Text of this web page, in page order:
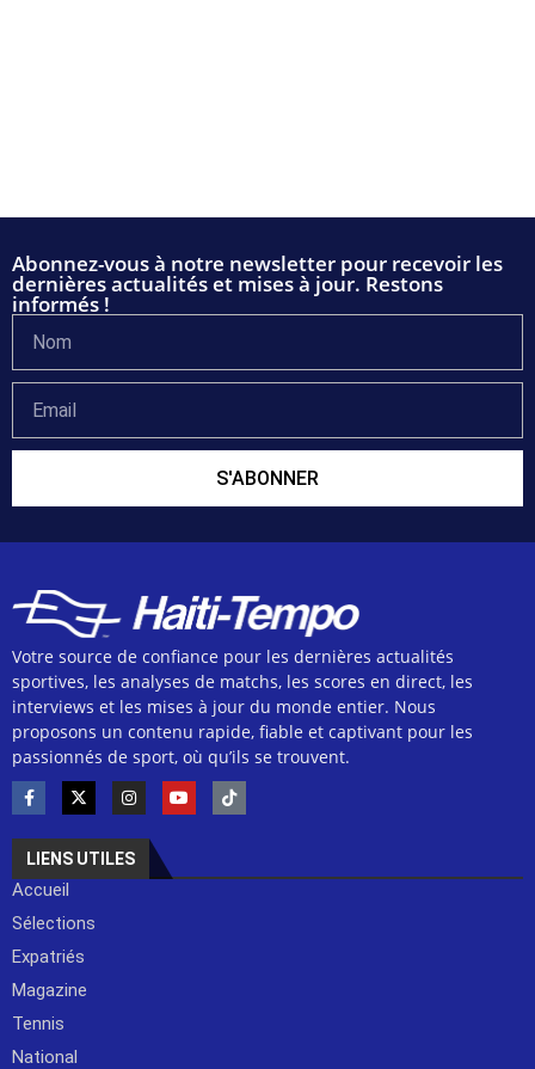
Abonnez-vous à notre newsletter pour recevoir les
dernières actualités et mises à jour. Restons
informés !
S'ABONNER
Votre source de confiance pour les dernières actualités
sportives, les analyses de matchs, les scores en direct, les
interviews et les mises à jour du monde entier. Nous
proposons un contenu rapide, fiable et captivant pour les
passionnés de sport, où qu’ils se trouvent.
LIENS UTILES
Accueil
Sélections
Expatriés
Magazine
Tennis
National